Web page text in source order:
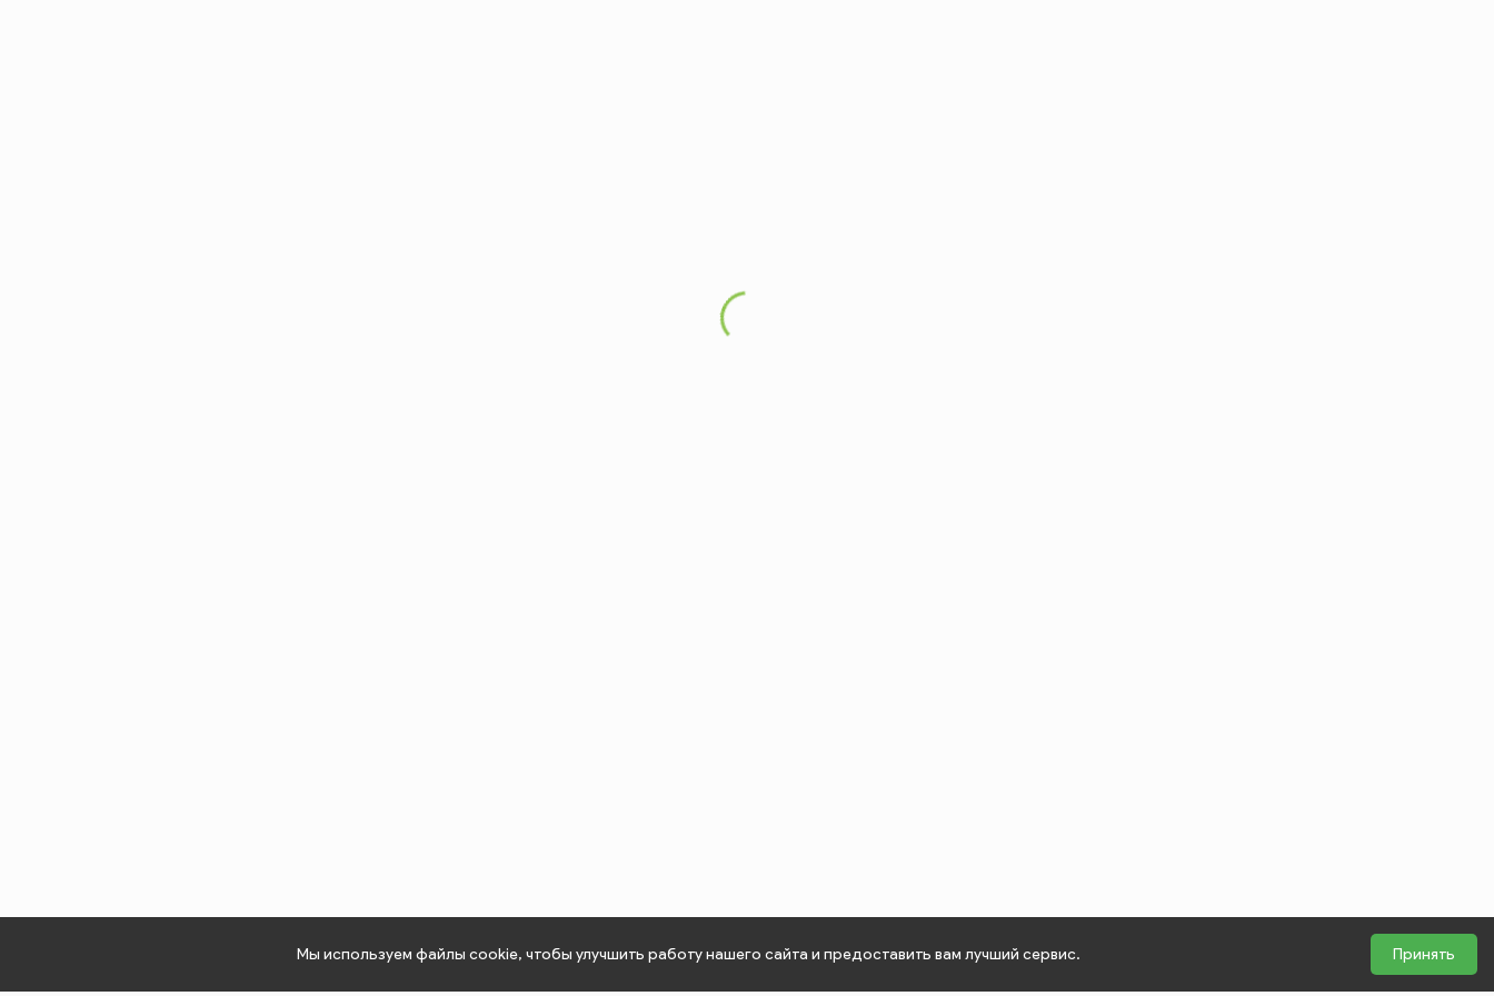
Мы используем файлы cookie, чтобы улучшить работу нашего сайта и предоставить вам лучший сервис. Принять